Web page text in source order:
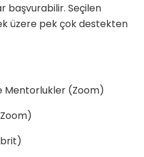
başvurabilir. Seçilen
üzere pek çok destekten
Mentorlukler (Zoom)